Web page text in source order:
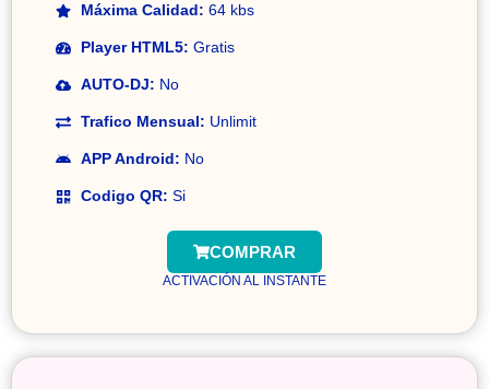
Máxima Calidad: 64 kbs
Player HTML5: Gratis
AUTO-DJ: No
Trafico Mensual: Unlimit
APP Android: No
Codigo QR: Si
COMPRAR
ACTIVACIÓN AL INSTANTE